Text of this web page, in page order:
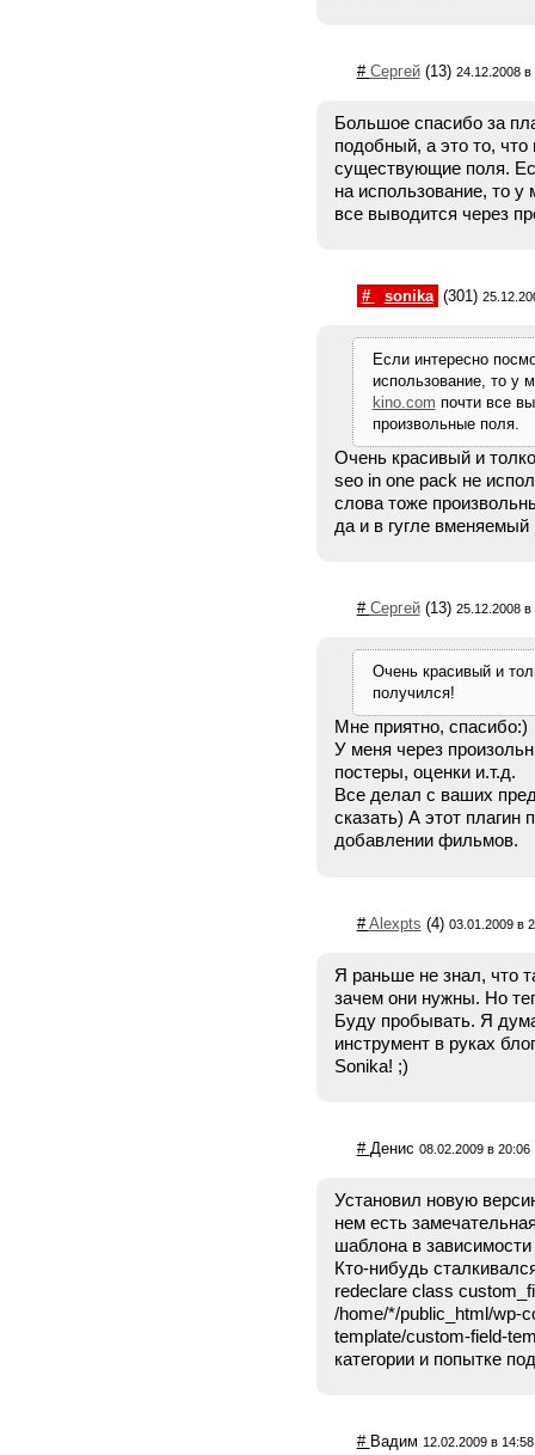
# Сергей (13) 24.12.2008 в
Большое спасибо за
подобный, а это то, что
существующие поля.
на использование, то у
все выводится через
# sonika (301)
Если интересно
использование, то у
kino.com почти все
произвольные поля.
Очень красивый и
seo in one pack не
слова тоже
да и в гугле
# Сергей (13) 25.12.2008 в
Очень красивый и
получился!
Мне приятно, спасибо:)
У меня через
постеры, оценки и.т.д.
Все делал с ваших
сказать) А этот плагин
добавлении фильмов.
#Alexpts (4) 03.01.2009 в
Я раньше не знал, что
зачем они нужны. Но
Буду пробывать. Я
инструмент в руках
Sonika! ;)
# Денис 08.02.2009 в 20:06
Установил новую
нем есть
шаблона в зависимости
Кто-нибудь
redeclare class
/home/*/public_html/wp-
template/custom-field-
категории и попытке
# Вадим 12.02.2009 в 14:58